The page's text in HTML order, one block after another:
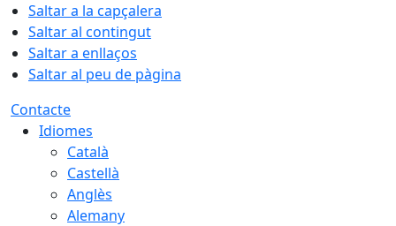
Saltar a la capçalera
Saltar al contingut
Saltar a enllaços
Saltar al peu de pàgina
Contacte
Idiomes
Català
Castellà
Anglès
Alemany